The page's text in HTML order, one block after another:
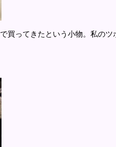
買ってきたという小物。私のツ